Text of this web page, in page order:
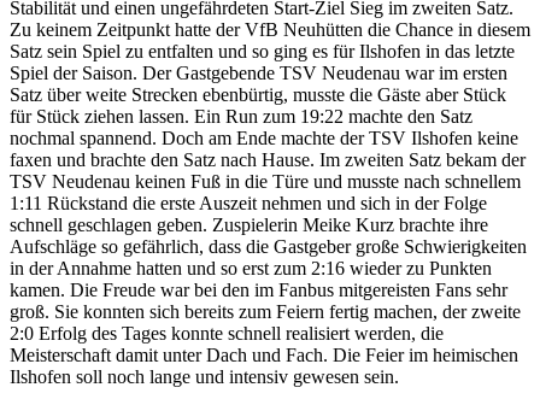
Stabilität und einen ungefährdeten Start-Ziel Sieg im zweiten Satz.
Zu keinem Zeitpunkt hatte der VfB Neuhütten die Chance in diesem
Satz sein Spiel zu entfalten und so ging es für Ilshofen in das letzte
Spiel der Saison. Der Gastgebende TSV Neudenau war im ersten
Satz über weite Strecken ebenbürtig, musste die Gäste aber Stück
für Stück ziehen lassen. Ein Run zum 19:22 machte den Satz
nochmal spannend. Doch am Ende machte der TSV Ilshofen keine
faxen und brachte den Satz nach Hause. Im zweiten Satz bekam der
TSV Neudenau keinen Fuß in die Türe und musste nach schnellem
1:11 Rückstand die erste Auszeit nehmen und sich in der Folge
schnell geschlagen geben. Zuspielerin Meike Kurz brachte ihre
Aufschläge so gefährlich, dass die Gastgeber große Schwierigkeiten
in der Annahme hatten und so erst zum 2:16 wieder zu Punkten
kamen. Die Freude war bei den im Fanbus mitgereisten Fans sehr
groß. Sie konnten sich bereits zum Feiern fertig machen, der zweite
2:0 Erfolg des Tages konnte schnell realisiert werden, die
Meisterschaft damit unter Dach und Fach. Die Feier im heimischen
Ilshofen soll noch lange und intensiv gewesen sein.